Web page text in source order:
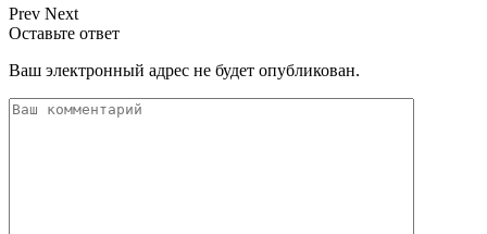
Prev Next
Оставьте ответ
Ваш электронный адрес не будет опубликован.